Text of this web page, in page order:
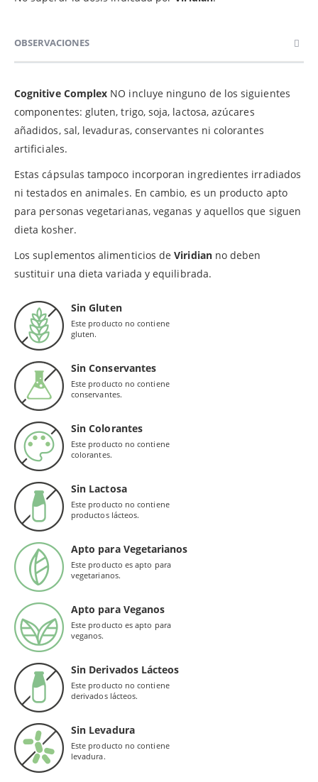
OBSERVACIONES
Cognitive Complex NO incluye ninguno de los siguientes
componentes: gluten, trigo, soja, lactosa, azúcares
añadidos, sal, levaduras, conservantes ni colorantes
artificiales.
Estas cápsulas tampoco incorporan ingredientes irradiados
ni testados en animales. En cambio, es un producto apto
para personas vegetarianas, veganas y aquellos que siguen
dieta kosher.
Los suplementos alimenticios deViridianno deben
sustituir una dieta variada y equilibrada.
Sin Gluten
Este producto no contiene
gluten.
Sin Conservantes
Este producto no contiene
conservantes.
Sin Colorantes
Este producto no contiene
colorantes.
Sin Lactosa
Este producto no contiene
productos lácteos.
Apto para Vegetarianos
Este producto es apto para
vegetarianos.
Apto para Veganos
Este producto es apto para
veganos.
Sin Derivados Lácteos
Este producto no contiene
derivados lácteos.
Sin Levadura
Este producto no contiene
levadura.